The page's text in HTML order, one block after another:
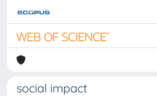
social impact